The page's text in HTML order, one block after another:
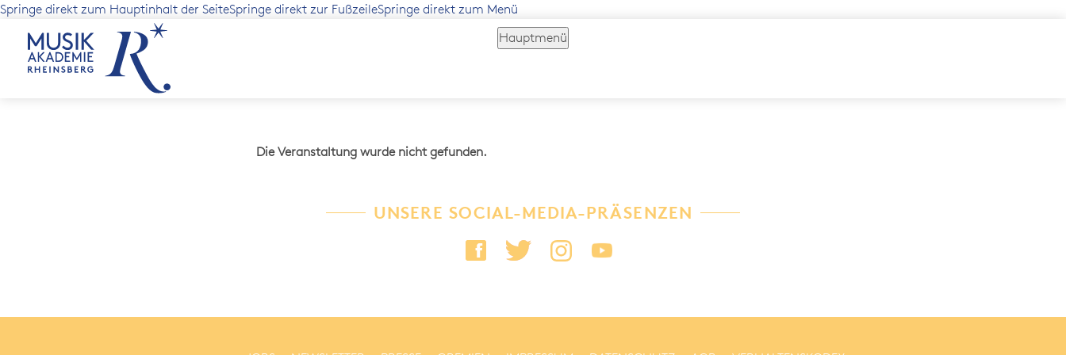
Springe direkt zum Hauptinhalt der SeiteSpringe direkt zur FußzeileSpringe direkt zum Menü
Hauptmenü
Die Veranstaltung wurde nicht gefunden.
UNSERE SOCIAL-MEDIA-PRÄSENZEN